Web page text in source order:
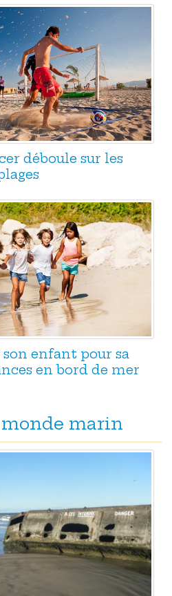
déboule sur les
enfant pour sa
en bord de mer
marin